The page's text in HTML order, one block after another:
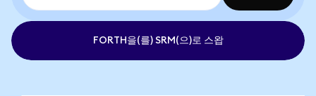
FORTH을(를) SRM(으)로 스왑